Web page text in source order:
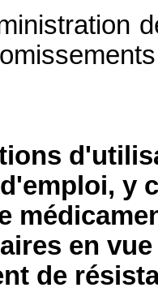
y
en
de